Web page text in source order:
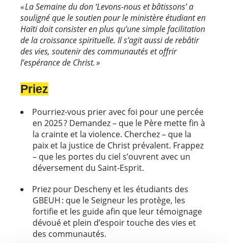
« La Semaine du don ‘Levons-nous et bâtissons’ a
souligné que le soutien pour le ministère étudiant en
Haïti doit consister en plus qu’une simple facilitation
de la croissance spirituelle. Il s’agit aussi de rebâtir
des vies, soutenir des communautés et offrir
l’espérance de Christ. »
Priez
Pourriez-vous prier avec foi pour une percée
en 2025 ? Demandez – que le Père mette fin à
la crainte et la violence. Cherchez – que la
paix et la justice de Christ prévalent. Frappez
– que les portes du ciel s’ouvrent avec un
déversement du Saint-Esprit.
Priez pour Descheny et les étudiants des
GBEUH : que le Seigneur les protège, les
fortifie et les guide afin que leur témoignage
dévoué et plein d’espoir touche des vies et
des communautés.